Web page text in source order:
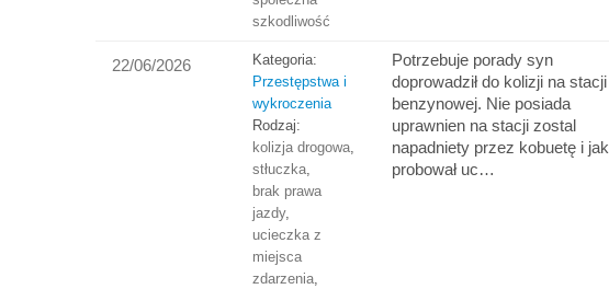
szkodliwość
22/06/2026
Kategoria:
Przestępstwa i
wykroczenia
Rodzaj:
kolizja drogowa,
stłuczka,
brak prawa
jazdy,
ucieczka z
miejsca
zdarzenia,
Potrzebuje porady syn
doprowadził do kolizji na stacji
benzynowej. Nie posiada
uprawnien na stacji zostal
napadniety przez kobuetę i jak
probował uc…